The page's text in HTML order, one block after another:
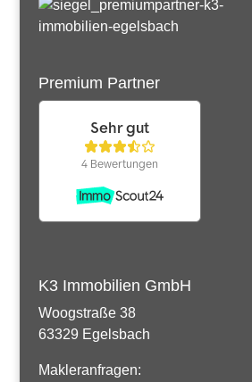
Premium Partner
K3 Immobilien GmbH
Woogstraße 38
63329 Egelsbach
Makleranfragen: